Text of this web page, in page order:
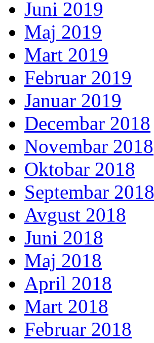
Juni 2019
Maj 2019
Mart 2019
Februar 2019
Januar 2019
Decembar 2018
Novembar 2018
Oktobar 2018
Septembar 2018
Avgust 2018
Juni 2018
Maj 2018
April 2018
Mart 2018
Februar 2018